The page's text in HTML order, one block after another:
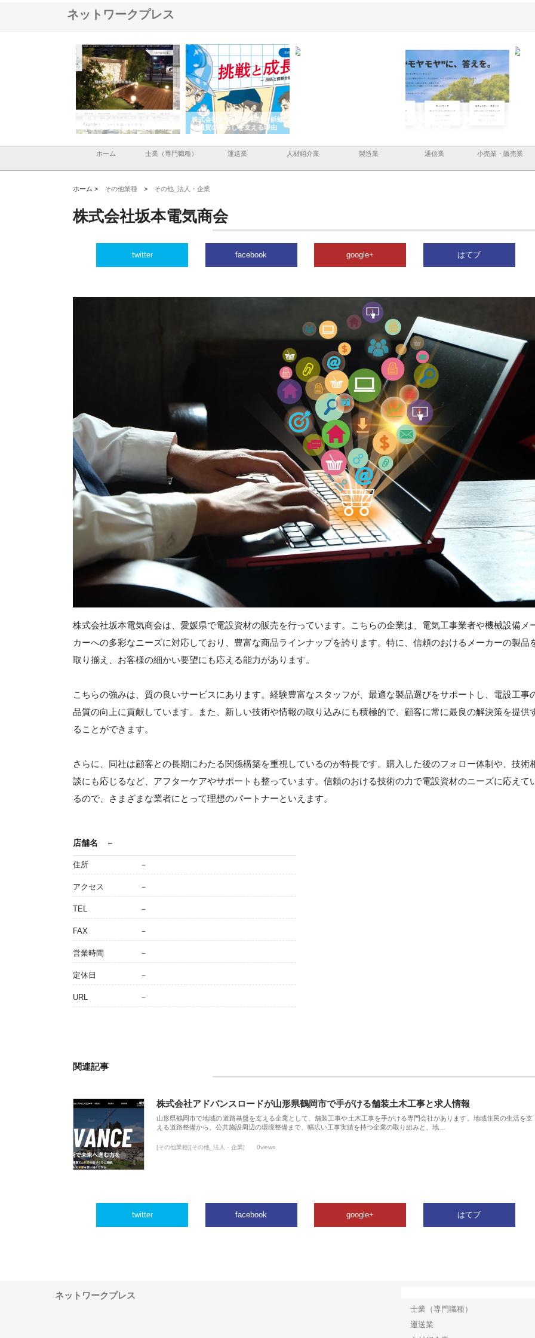
ネットワークプレス
と名古屋で叶える理想の外構空
間
株式会社ナツハラが建設と鋲螺
で滋賀の暮らしを支える理由
株式会社ＣＳＡの事業内容と強
ホーム 士業（専門職種） 運送業 人材紹介業 製造業 通信業 小売業・販売業
ホーム > その他業種 > その他_法人・企業
株式会社坂本電気商会
twitter facebook google+ はてブ
株式会社坂本電気商会は、愛媛県で電設資材の販売を行っています。こちらの企業は、電気工事業者や機械設備メ
カーへの多彩なニーズに対応しており、豊富な商品ラインナップを誇ります。特に、信頼のおけるメーカーの製品
取り揃え、お客様の細かい要望にも応える能力があります。
こちらの強みは、質の良いサービスにあります。経験豊富なスタッフが、最適な製品選びをサポートし、電設工事
品質の向上に貢献しています。また、新しい技術や情報の取り込みにも積極的で、顧客に常に最良の解決策を提供
ることができます。
さらに、同社は顧客との長期にわたる関係構築を重視しているのが特長です。購入した後のフォロー体制や、技術
談にも応じるなど、アフターケアやサポートも整っています。信頼のおける技術の力で電設資材のニーズに応えて
るので、さまざまな業者にとって理想のパートナーといえます。
店舗名 －
住所 －
アクセス －
TEL －
FAX －
営業時間 －
定休日 －
URL －
関連記事
株式会社アドバンスロードが山形県鶴岡市で手がける舗装土木工事と求人情報
山形県鶴岡市で地域の道路基盤を支える企業として、舗装工事や土木工事を手がける専門会社があります。地域住民の生活を支
える道路整備から、公共施設周辺の環境整備まで、幅広い工事実績を持つ企業の取り組みと、地…
[その他業種][その他_法人・企業] 0views
twitter facebook google+ はてブ
ネットワークプレス
士業（専門職種）
運送業